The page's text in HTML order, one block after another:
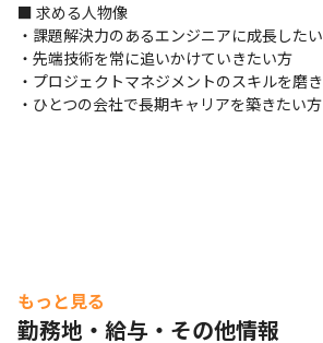
■ 求める人物像
・課題解決⼒のあるエンジニアに成⻑した
・先端技術を常に追いかけていきたい⽅
・プロジェクトマネジメントのスキルを磨
・ひとつの会社で⻑期キャリアを築きたい⽅
もっと見る
勤務地・給与・その他情報